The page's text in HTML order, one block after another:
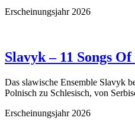
Erscheinungsjahr 2026
Slavyk – 11 Songs
Das slawische Ensemble Slavyk
Polnisch zu Schlesisch, von
Erscheinungsjahr 2026